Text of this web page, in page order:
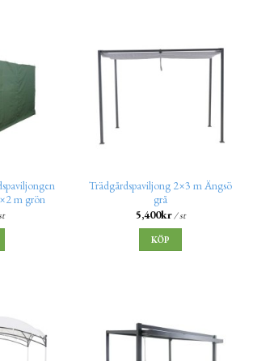
m grön
Trädgårdspaviljong 2×3 m Ängsö
grå
5,400kr/ st
KÖP